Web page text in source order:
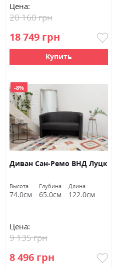
Цена:
18 749 грн
20 160 грн
Купить
-8%
Диван Сан-Ремо ВНД Луцк
Высота
74.0см
Глубина
65.0см
Длина
122.0см
Цена:
8 496 грн
9 135 грн